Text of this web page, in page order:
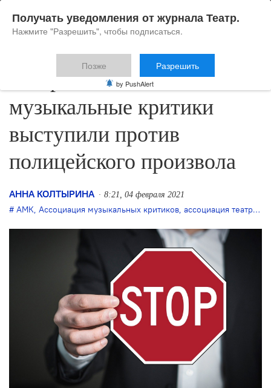
Театральные и
музыкальные критики
выступили против
полицейского произвола
АННА КОЛТЫРИНА 8:21, 04 февраля 2021
АМК, Ассоциация музыкальных критиков, ассоциация театральных критиков
Получать уведомления от журнала Театр.
Нажмите "Разрешить", чтобы подписаться.
Позже Разрешить
by PushAlert